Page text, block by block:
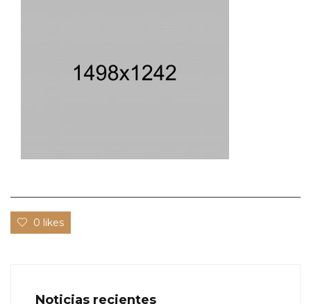
0 likes
Noticias recientes